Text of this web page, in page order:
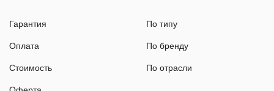
Гарантия
Оплата
Стоимость
По типу
По бренду
По отрасли